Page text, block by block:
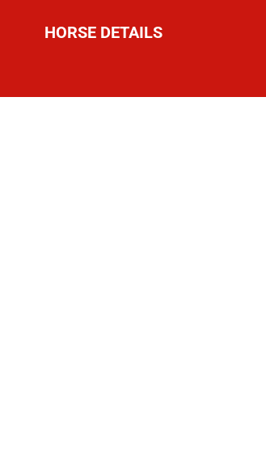
HORSE DETAILS